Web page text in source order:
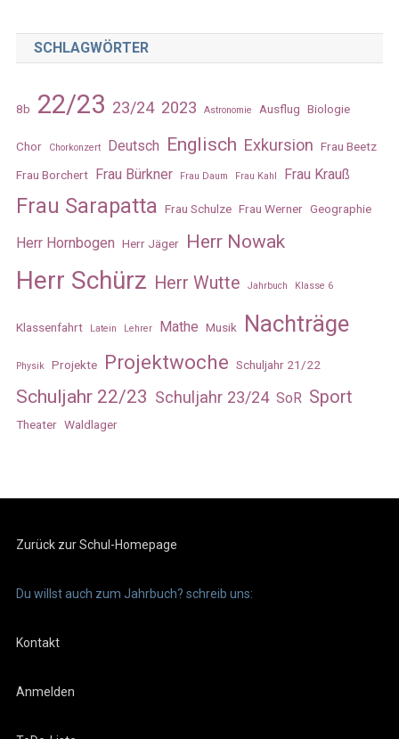
SCHLAGWÖRTER
8b 22/23 23/24 2023 Astronomie Ausflug Biologie
Chor Chorkonzert Deutsch Englisch Exkursion Frau Beetz
Frau Borchert Frau Bürkner Frau Daum Frau Kahl Frau Krauß
Frau Sarapatta Frau Schulze Frau Werner Geographie
Herr Hornbogen Herr Jäger Herr Nowak
Herr Schürz Herr Wutte Jahrbuch Klasse 6
Klassenfahrt Latein Lehrer Mathe Musik Nachträge
Physik Projekte Projektwoche Schuljahr 21/22
Schuljahr 22/23 Schuljahr 23/24 SoR Sport
Theater Waldlager
Zurück zur Schul-Homepage
Du willst auch zum Jahrbuch? schreib uns:
Kontakt
Anmelden